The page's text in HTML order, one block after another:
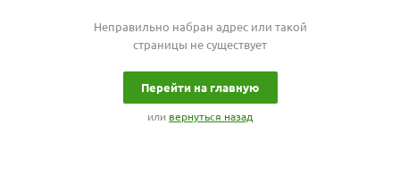
Неправильно набран адрес или такой
страницы не существует
Перейти на главную
или вернуться назад